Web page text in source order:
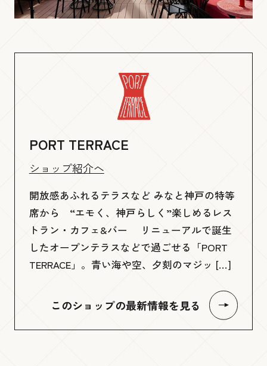
PORT TERRACE
ショップ紹介へ
開放感あふれるテラスなど みなと神戸の特等
席から “エモく、神戸らしく”楽しめるレス
トラン・カフェ&バー リニューアルで誕生
したオープンテラスなどで過ごせる「PORT
TERRACE」。青い海や空、夕刻のマジッ […]
このショップの最新情報を見る